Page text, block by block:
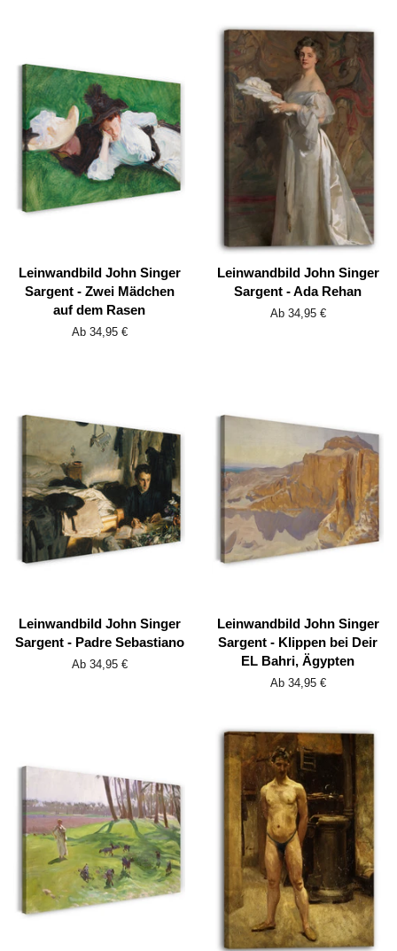
Leinwandbild John Singer
Sargent - Zwei Mädchen
auf dem Rasen
Ab 34,95 €
Leinwandbild John Singer
Sargent - Ada Rehan
Ab 34,95 €
Leinwandbild John Singer
Sargent - Padre Sebastiano
Ab 34,95 €
Leinwandbild John Singer
Sargent - Klippen bei Deir
EL Bahri, Ägypten
Ab 34,95 €